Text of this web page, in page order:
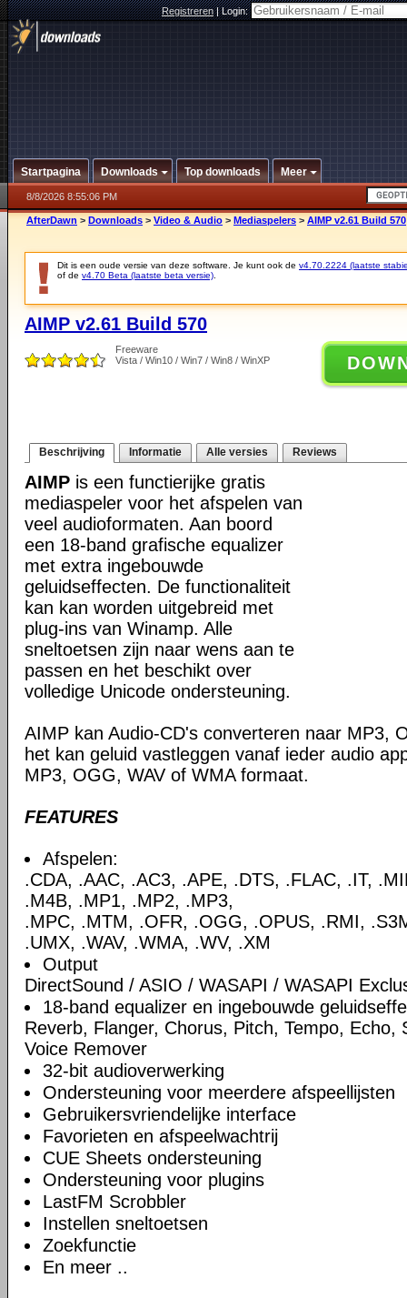
Registreren|Login:
Startpagina Downloads Top downloads Meer
8/8/2026 8:55:06 PM
AfterDawn > Downloads > Video & Audio > Mediaspelers > AIMP v2.61 Build 570
Dit is een oude versie van deze software. Je kunt ook de v4.70.2224 (laatste
of de v4.70 Beta (laatste beta versie)
AIMP v2.61 Build 570
Freeware
Vista / Win10 / Win7 / Win8 / WinXP
Beschrijving Informatie Alle versies Reviews
AIMP is een functierijke gratis
mediaspeler voor het afspelen van
veel audioformaten. Aan boord
een 18-band grafische equalizer
met extra ingebouwde
geluidseffecten. De functionaliteit
kan kan worden uitgebreid met
plug-ins van Winamp. Alle
sneltoetsen zijn naar wens aan te
passen en het beschikt over
volledige Unicode ondersteuning.
AIMP kan Audio-CD's converteren naar MP3,
het kan geluid vastleggen vanaf ieder audio
MP3, OGG, WAV of WMA formaat.
FEATURES
Afspelen:
.CDA, .AAC, .AC3, .APE, .DTS, .FLAC, .IT,
.M4B, .MP1, .MP2, .MP3,
.MPC, .MTM, .OFR, .OGG, .OPUS, .RMI,
.UMX, .WAV, .WMA, .WV, .XM
Output
DirectSound / ASIO / WASAPI / WASAPI
18-band equalizer en ingebouwde
Reverb, Flanger, Chorus, Pitch, Tempo, Echo,
Voice Remover
32-bit audioverwerking
Ondersteuning voor meerdere afspeellijsten
Gebruikersvriendelijke interface
Favorieten en afspeelwachtrij
CUE Sheets ondersteuning
Ondersteuning voor plugins
LastFM Scrobbler
Instellen sneltoetsen
Zoekfunctie
En meer ..